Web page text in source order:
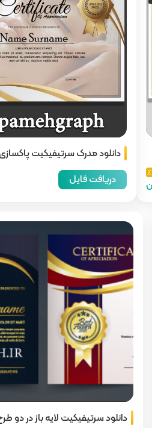
دانلود مدرک سرتیفیکیت
دریافت فایل
دانلود سرتیفیکیت لایه باز در دو